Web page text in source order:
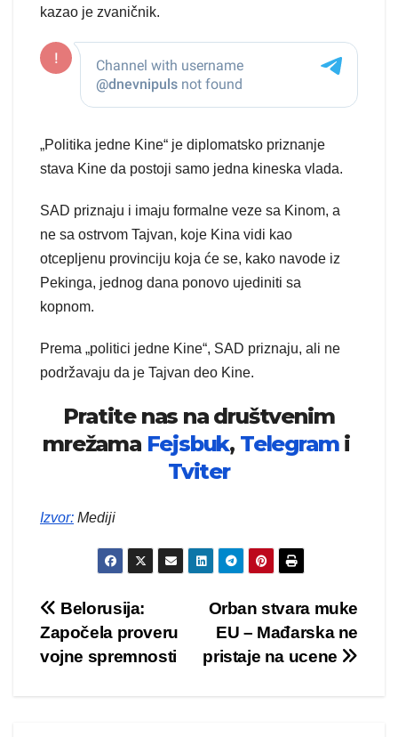
kazao je zvaničnik.
„Politika jedne Kine“ je diplomatsko priznanje
stava Kine da postoji samo jedna kineska vlada.
SAD priznaju i imaju formalne veze sa Kinom, a
ne sa ostrvom Tajvan, koje Kina vidi kao
otcepljenu provinciju koja će se, kako navode iz
Pekinga, jednog dana ponovo ujediniti sa
kopnom.
Prema „politici jedne Kine“, SAD priznaju, ali ne
podržavaju da je Tajvan deo Kine.
Pratite nas na društvenim
mrežama Fejsbuk, Telegrami
Tviter
Izvor: Mediji
Kretanje
članka
Orban stvara muke
EU – Mađarska ne
pristaje na ucene
Belorusija:
Započela proveru
vojne spremnosti